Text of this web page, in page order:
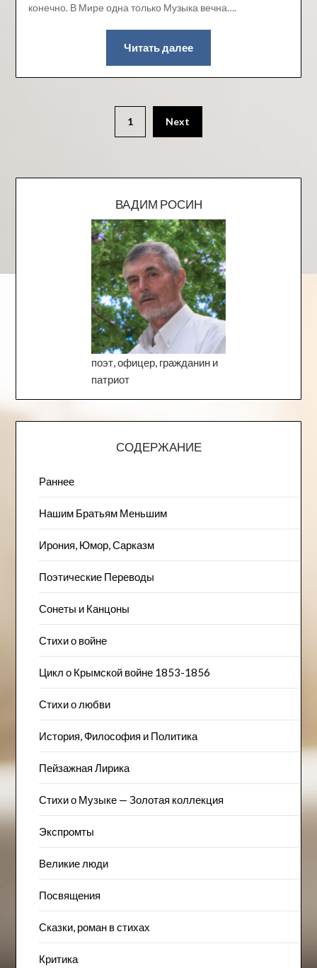
конечно. В Мире одна только Музыка вечна….
Читать далее
1 Next
ВАДИМ РОСИН
поэт, офицер, гражданин и
патриот
СОДЕРЖАНИЕ
Раннее
Нашим Братьям Меньшим
Ирония, Юмор, Сарказм
Поэтические Переводы
Сонеты и Канцоны
Стихи о войне
Цикл о Крымской войне 1853-1856
Стихи о любви
История, Философия и Политика
Пейзажна​я Лирика
Стихи о Музыке — Золотая коллекция
Экспромты
Великие люди
Посвящения
Сказки, роман в стихах
Критика